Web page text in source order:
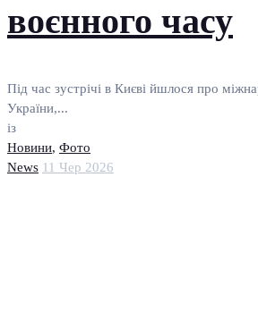
воєнного часу
Під час зустрічі в Києві йшлося про
України,...
із
Новини, Фото
News 11 Чер 2026